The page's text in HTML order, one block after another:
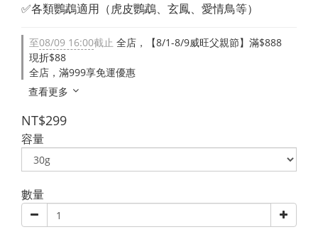
✅各類鸚鵡適用（虎皮鸚鵡、玄鳳、愛情鳥等）
至08/09 16:00截止 全店，【8/1-8/9威旺父親節】滿$888
現折$88
全店，滿999享免運優惠
查看更多
NT$299
容量
數量